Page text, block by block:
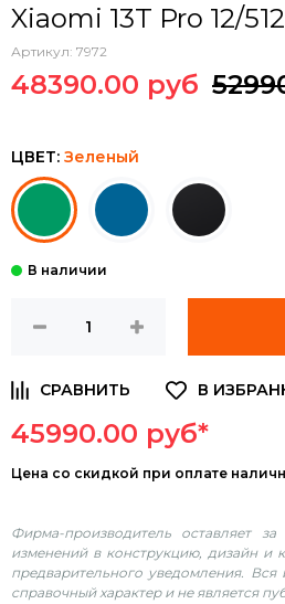
Xiaomi 13T Pro 12/
Артикул: 7972
48390.00 руб
ЦВЕТ: Зеленый
45990.00 руб*
Цена со скидкой при оплате
Фирма-производитель оставляет
изменений в конструкцию, дизайн и
предварительного уведомления.
справочный характер и не является